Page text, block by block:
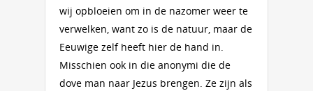
wij opbloeien om in de nazomer weer te
verwelken, want zo is de natuur, maar de
Eeuwige zelf heeft hier de hand in.
Misschien ook in die anonymi die de
dove man naar Jezus brengen. Ze zijn als